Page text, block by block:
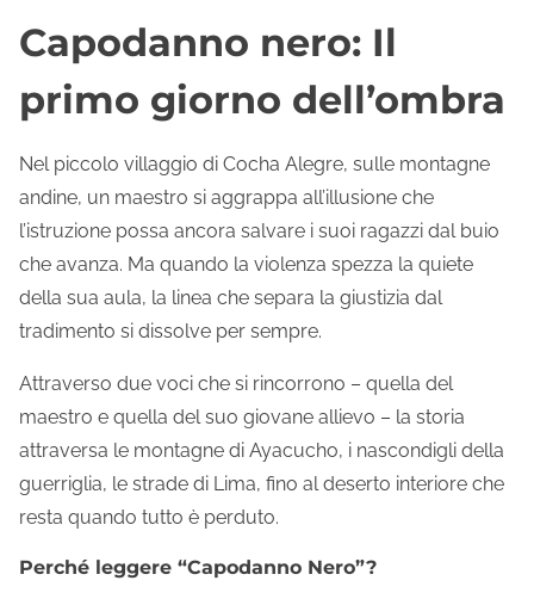
Capodanno nero: Il
primo giorno dell’ombra
Nel piccolo villaggio di Cocha Alegre, sulle montagne
andine, un maestro si aggrappa all’illusione che
l’istruzione possa ancora salvare i suoi ragazzi dal buio
che avanza. Ma quando la violenza spezza la quiete
della sua aula, la linea che separa la giustizia dal
tradimento si dissolve per sempre.
Attraverso due voci che si rincorrono – quella del
maestro e quella del suo giovane allievo – la storia
attraversa le montagne di Ayacucho, i nascondigli della
guerriglia, le strade di Lima, fino al deserto interiore che
resta quando tutto è perduto.
Perché leggere “Capodanno Nero”?